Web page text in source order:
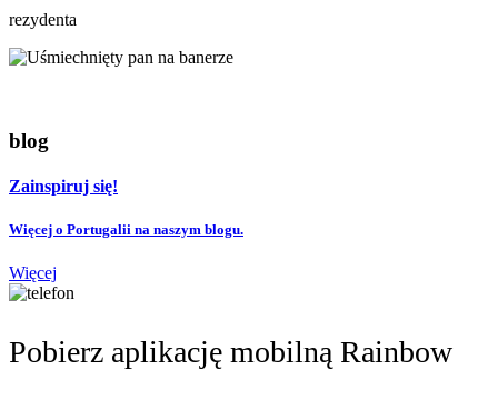
rezydenta
blog
Zainspiruj się!
Więcej o Portugalii na naszym blogu.
Więcej
Pobierz aplikację mobilną Rainbow